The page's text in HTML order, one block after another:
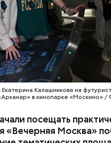
Калашникова на
в кинопарке «Москино» /
посещать
«Вечерняя Москва»
тысяч школьников.